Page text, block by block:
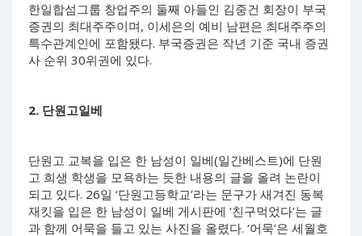
한일합섬그룹 창업주의 둘째 아들인 김중건 회장이 부국
증권의 최대주주이며, 이세은의 예비 남편은 최대주주의
특수관계인에 포함됐다. 부국증권은 작년 기준 국내 증권
사 순위 30위권에 있다.
2. 단원고일베
단원고 교복을 입은 한 남성이 일베(일간베스트)에 단원
고 희생 학생을 모욕하는 듯한 내용의 글을 올려 논란이
되고 있다. 26일 ‘단원고등학교’라는 문구가 새겨진 동복
재킷을 입은 한 남성이 일베 게시판에 ‘친구먹었다’는 글
과 함께 어묵을 들고 있는 사진을 올렸다. ‘어묵’은 세월호